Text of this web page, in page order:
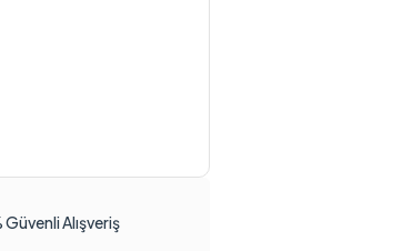
Alışveriş